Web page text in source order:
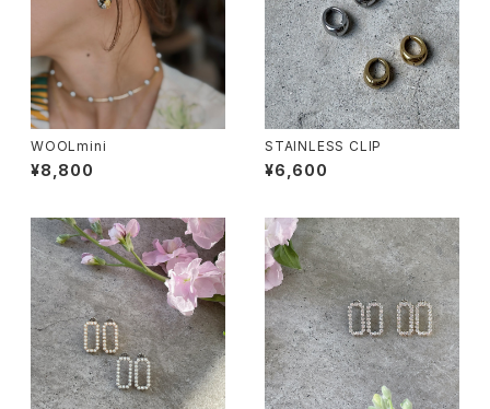
WOOLmini
¥8,800
STAINLESS CLIP
¥6,600